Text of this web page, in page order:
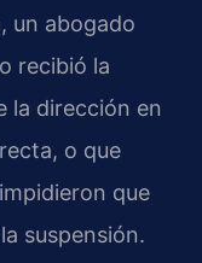
un abogado
recibió la
la dirección en
o que
que
suspensión.